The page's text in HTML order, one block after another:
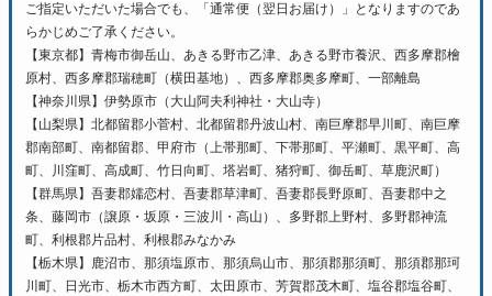
ご指定いただいた場合でも、「通常便（翌日お届け）」となりますのであ
らかじめご了承ください。
【東京都】青梅市御岳山、あきる野市乙津、あきる野市養沢、西多摩郡檜
原村、西多摩郡瑞穂町（横田基地）、西多摩郡奥多摩町、一部離島
【神奈川県】伊勢原市（大山阿夫利神社・大山寺）
【山梨県】北都留郡小菅村、北都留郡丹波山村、南巨摩郡早川町、南巨摩
郡南部町、南都留郡、甲府市（上帯那町、下帯那町、平瀬町、黒平町、高
町、川窪町、高成町、竹日向町、塔岩町、猪狩町、御岳町、草鹿沢町）
【群馬県】吾妻郡嬬恋村、吾妻郡草津町、吾妻郡長野原町、吾妻郡中之
条、藤岡市（譲原・坂原・三波川・高山）、多野郡上野村、多野郡神流
町、利根郡片品村、利根郡みなかみ
【栃木県】鹿沼市、那須塩原市、那須烏山市、那須郡那須町、那須郡那珂
川町、日光市、栃木市西方町、太田原市、芳賀郡茂木町、塩谷郡塩谷町、